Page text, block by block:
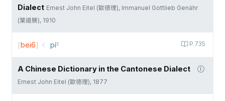
Dialect Ernest John Eitel (歐德理), Immanuel Gottlieb Genähr
(葉道勝), 1910
P.735
[bei6] pí꜅
A Chinese Dictionary in the Cantonese Dialect
Ernest John Eitel (歐德理), 1877